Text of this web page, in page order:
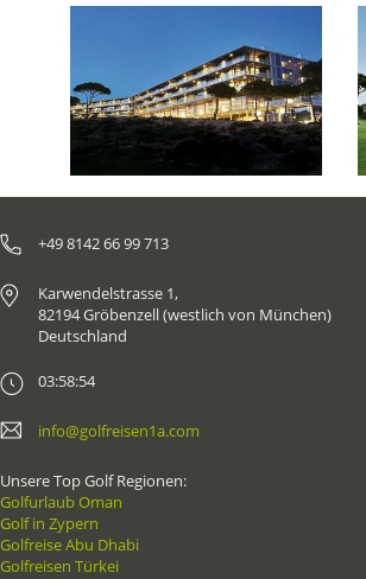
+49 8142 66 99 713
Karwendelstrasse 1,
82194 Gröbenzell (westlich von München)
Deutschland
03:58:54
info@golfreisen1a.com
Unsere Top Golf Regionen:
Golfurlaub Oman
Golf in Zypern
Golfreise Abu Dhabi
Golfreisen Türkei